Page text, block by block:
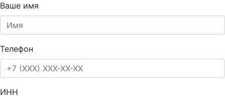
Ваше имя
Телефон
ИНН